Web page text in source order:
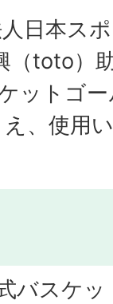
日本ス
（toto）
ットゴ
、使用
バスケ